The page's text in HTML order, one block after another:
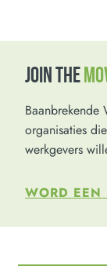
JOIN THE
Baanbrekende
organisaties
werkgevers
WORD EEN